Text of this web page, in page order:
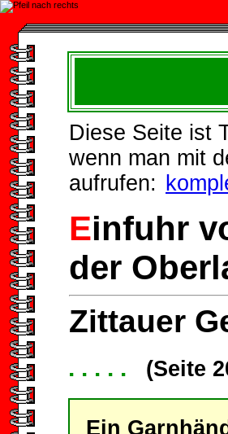
Diese Seite ist
wenn man mit
aufrufen:
Einfuhr
der
Zittauer
. . . . . (Seite
Ein